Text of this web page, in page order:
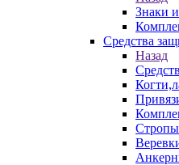
Знаки
Средства
Назад
Стропы